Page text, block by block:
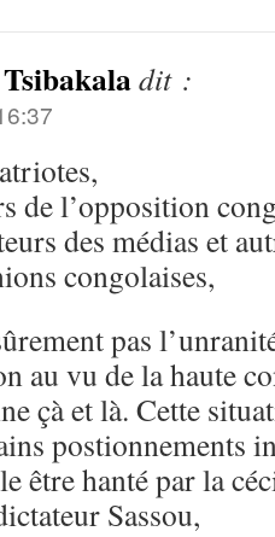
dit :
de l’opposition
des médias et
congolaises,
pas
au vu de la haute
çà et là. Cette
postionnements
être hanté par la
Sassou,